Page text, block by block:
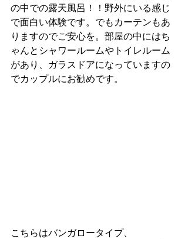
の中での露天風呂！！野外にいる感じ
で面白い体験です。でもカーテンもあ
りますのでご安心を。部屋の中にはち
ゃんとシャワールームやトイレルーム
があり、ガラスドアになっていますの
でカップルにお勧めです。
こちらはバンガロータイプ、